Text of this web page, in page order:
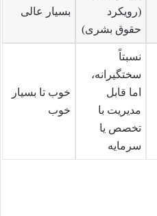
(رویکرد
حقوق بشری)
بسیار عالی
نسبتاً
سختگیرانه،
اما قابل
مدیریت با
تخصص یا
سرمایه
خوب تا بسیار
خوب